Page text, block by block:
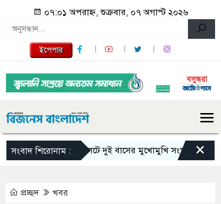
০৭:০১ অপরাহ্ন, শুক্রবার, ০৭ অগাস্ট ২০২৬
ইপেপার
সংবাদ শিরোনাম :সিলেটে দুই বাসের মুখোমুখি সংঘর্ষে নিহত বেড়ে
×
প্রচ্ছদ খবর